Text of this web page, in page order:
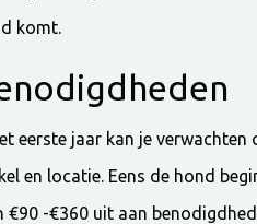
komt.
eerste jaar kan je
en locatie. Eens de hond
€90 -€360 uit aan